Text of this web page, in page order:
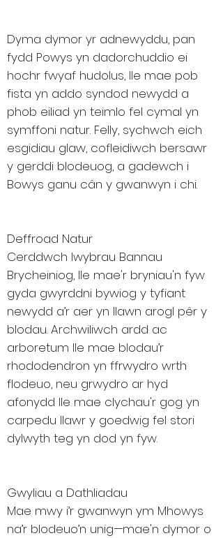
Dyma dymor yr adnewyddu, pan
fydd Powys yn dadorchuddio ei
hochr fwyaf hudolus, lle mae pob
fista yn addo syndod newydd a
phob eiliad yn teimlo fel cymal yn
symffoni natur. Felly, sychwch eich
esgidiau glaw, cofleidiwch bersawr
y gerddi blodeuog, a gadewch i
Bowys ganu cân y gwanwyn i chi.
Deffroad Natur
Cerddwch lwybrau Bannau
Brycheiniog, lle mae'r bryniau'n fyw
gyda gwyrddni bywiog y tyfiant
newydd a’r aer yn llawn arogl pêr y
blodau. Archwiliwch ardd ac
arboretum lle mae blodau’r
rhododendron yn ffrwydro wrth
flodeuo, neu grwydro ar hyd
afonydd lle mae clychau'r gog yn
carpedu llawr y goedwig fel stori
dylwyth teg yn dod yn fyw.
Gwyliau a Dathliadau
Mae mwy i’r gwanwyn ym Mhowys
na’r blodeuo’n unig—mae'n dymor o